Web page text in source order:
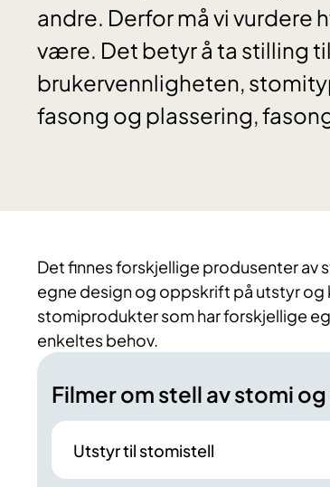
andre. Derfor må vi vurdere
være. Det betyr å ta stilling
brukervennligheten,
fasong og plassering,
Det finnes forskjellige produsenter av
egne design og oppskrift på utstyr og
stomiprodukter som har forskjellige
enkeltes behov.
Filmer om stell av stomi
Utstyr til stomistell